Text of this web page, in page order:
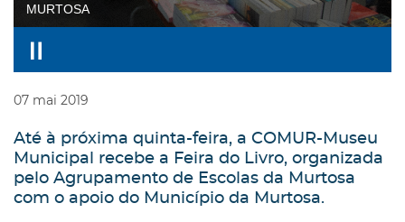
MURTOSA
07 mai 2019
Até à próxima quinta-feira, a COMUR-Museu
Municipal recebe a Feira do Livro, organizada
pelo Agrupamento de Escolas da Murtosa
com o apoio do Município da Murtosa.